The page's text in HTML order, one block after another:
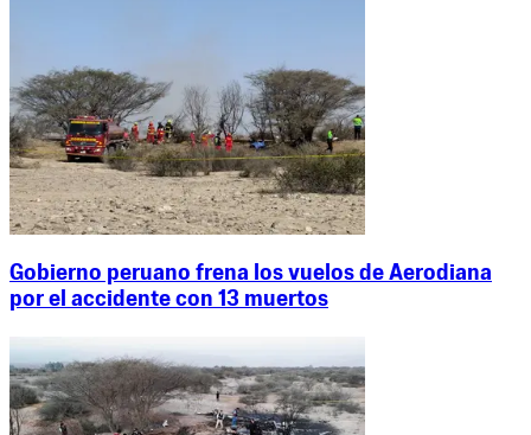
Gobierno peruano frena los vuelos de Aerodiana
por el accidente con 13 muertos